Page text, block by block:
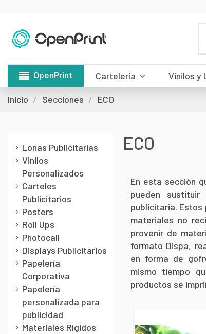
OpenPrint Cartelería Vinilos y
Inicio Secciones ECO
ECO
En esta sección
pueden
publicitaria. Estos
materiales no
provenir de
formato Dispa,
en forma de
mismo tiempo
productos se
Lonas Publicitarias
Vinilos
Personalizados
Carteles
Publicitarios
Posters
Roll Ups
Photocall
Displays Publicitarios
Papelería
Corporativa
Papelería
personalizada para
publicidad
Materiales Rígidos